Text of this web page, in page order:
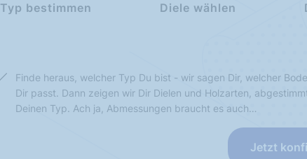
Typ bestimmen Diele wählen
Finde heraus, welcher Typ Du bist - wir sagen Dir, welcher
Dir passt. Dann zeigen wir Dir Dielen und Holzarten,
Deinen Typ. Ach ja, Abmessungen braucht es auch…
Jetzt